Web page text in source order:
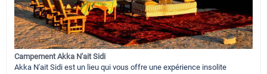
Campement Akka N'ait Sidi
Akka N'ait Sidi est un lieu qui vous offre une expérience insolite